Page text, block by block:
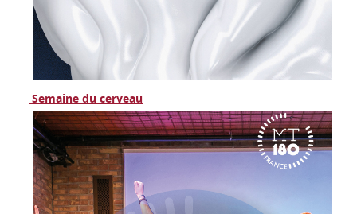
Semaine du cerveau